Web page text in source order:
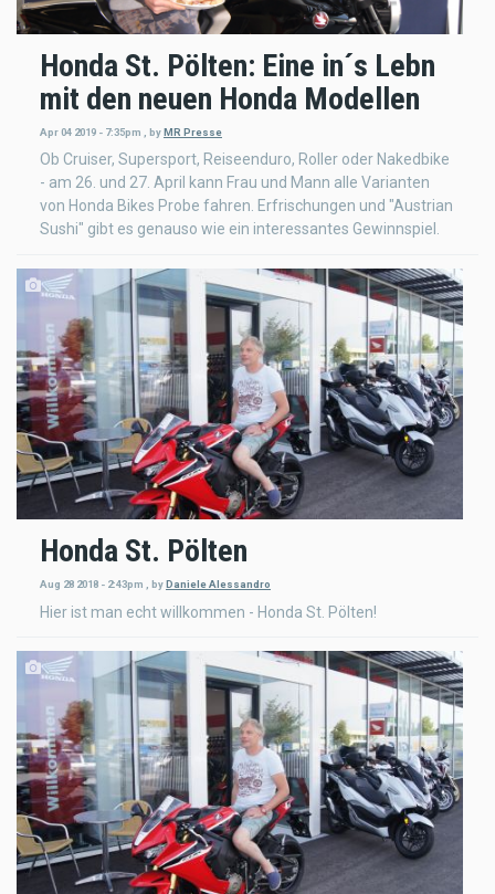
Honda St. Pölten: Eine in´s Lebn
mit den neuen Honda Modellen
Apr 04 2019 - 7:35pm byMR Presse
Ob Cruiser, Supersport, Reiseenduro, Roller oder Nakedbike
- am 26. und 27. April kann Frau und Mann alle Varianten
von Honda Bikes Probe fahren. Erfrischungen und "Austrian
Sushi" gibt es genauso wie ein interessantes Gewinnspiel.
Honda St. Pölten
Aug 28 2018 - 2:43pm byDaniele Alessandro
Hier ist man echt willkommen - Honda St. Pölten!